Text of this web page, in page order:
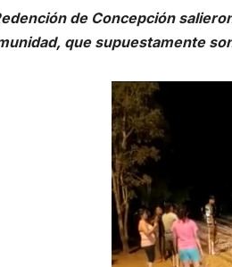
de Concepción
que supuestamente